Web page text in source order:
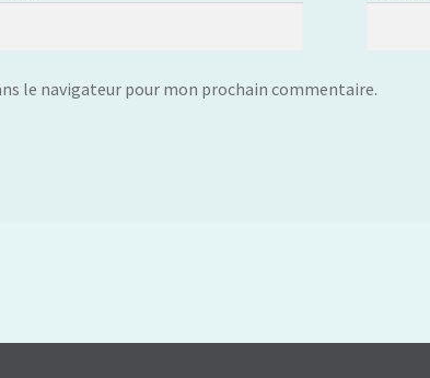
le navigateur pour mon prochain commentaire.